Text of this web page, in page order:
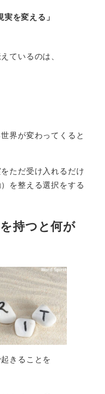
実を変える」
ているのは、
界が変わってくると
ただ受け入れるだけ
を整える選択をする
持つと何が
きることを